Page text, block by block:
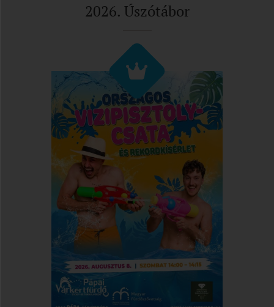
2026. Úszótábor